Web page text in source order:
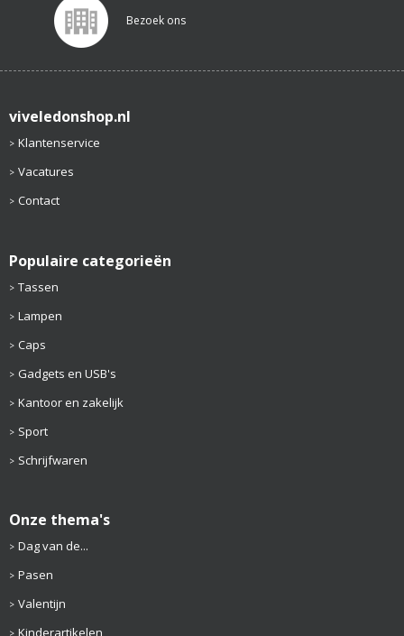
Bezoek ons
viveledonshop.nl
Klantenservice
Vacatures
Contact
Populaire categorieën
Tassen
Lampen
Caps
Gadgets en USB's
Kantoor en zakelijk
Sport
Schrijfwaren
Onze thema's
Dag van de...
Pasen
Valentijn
Kinderartikelen